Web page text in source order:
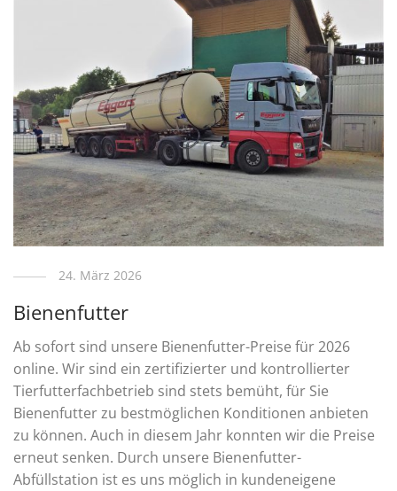
24. März 2026
Bienenfutter
Ab sofort sind unsere Bienenfutter-Preise für 2026
online. Wir sind ein zertifizierter und kontrollierter
Tierfutterfachbetrieb sind stets bemüht, für Sie
Bienenfutter zu bestmöglichen Konditionen anbieten
zu können. Auch in diesem Jahr konnten wir die Preise
erneut senken. Durch unsere Bienenfutter-
Abfüllstation ist es uns möglich in kundeneigene